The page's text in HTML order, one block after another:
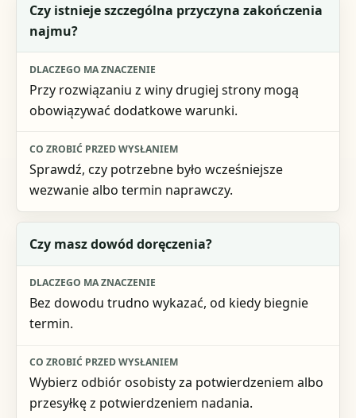
Czy istnieje szczególna przyczyna zakończenia
najmu?
Przy rozwiązaniu z winy drugiej strony mogą
obowiązywać dodatkowe warunki.
Sprawdź, czy potrzebne było wcześniejsze
wezwanie albo termin naprawczy.
Czy masz dowód doręczenia?
Bez dowodu trudno wykazać, od kiedy biegnie
termin.
Wybierz odbiór osobisty za potwierdzeniem albo
przesyłkę z potwierdzeniem nadania.